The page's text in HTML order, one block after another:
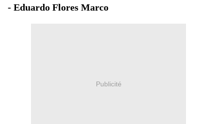
- Eduardo Flores Marco
Publicité